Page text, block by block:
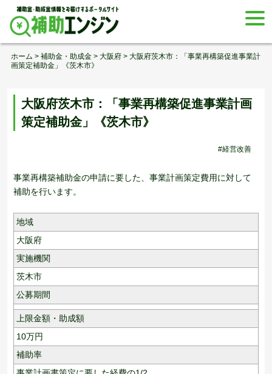
Skip
content
ホーム > 補助金・助成金 > 大阪府 > 大阪府茨木市：「事業再構築促進事業計
画策定補助金」《茨木市》
大阪府茨木市：「事業再構築促進事業計画
策定補助金」《茨木市》
#経営改善
事業再構築補助金の申請に要した、事業計画策定費用に対して
補助を行います。
地域
大阪府
実施機関
茨木市
公募期間
上限金額・助成額
10万円
補助率